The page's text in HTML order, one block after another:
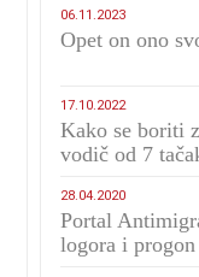
06.11.2023
​Opet on ono
17.10.2022
Kako se boriti
vodič od 7
28.04.2020
Portal
logora i